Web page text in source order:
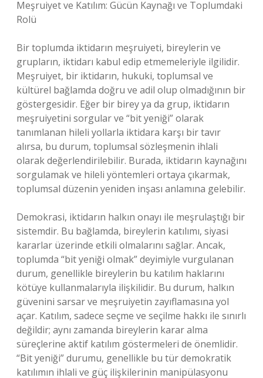
Meşruiyet ve Katılım: Gücün Kaynağı ve Toplumdaki
Rolü
Bir toplumda iktidarın meşruiyeti, bireylerin ve
grupların, iktidarı kabul edip etmemeleriyle ilgilidir.
Meşruiyet, bir iktidarın, hukuki, toplumsal ve
kültürel bağlamda doğru ve adil olup olmadığının bir
göstergesidir. Eğer bir birey ya da grup, iktidarın
meşruiyetini sorgular ve “bit yeniği” olarak
tanımlanan hileli yollarla iktidara karşı bir tavır
alırsa, bu durum, toplumsal sözleşmenin ihlali
olarak değerlendirilebilir. Burada, iktidarın kaynağını
sorgulamak ve hileli yöntemleri ortaya çıkarmak,
toplumsal düzenin yeniden inşası anlamına gelebilir.
Demokrasi, iktidarın halkın onayı ile meşrulaştığı bir
sistemdir. Bu bağlamda, bireylerin katılımı, siyasi
kararlar üzerinde etkili olmalarını sağlar. Ancak,
toplumda “bit yeniği olmak” deyimiyle vurgulanan
durum, genellikle bireylerin bu katılım haklarını
kötüye kullanmalarıyla ilişkilidir. Bu durum, halkın
güvenini sarsar ve meşruiyetin zayıflamasına yol
açar. Katılım, sadece seçme ve seçilme hakkı ile sınırlı
değildir; aynı zamanda bireylerin karar alma
süreçlerine aktif katılım göstermeleri de önemlidir.
“Bit yeniği” durumu, genellikle bu tür demokratik
katılımın ihlali ve güç ilişkilerinin manipülasyonu